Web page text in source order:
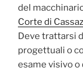
del
Corte di
Deve trattarsi
progettuali o
esame visivo o